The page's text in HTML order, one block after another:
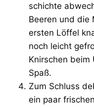
schichte
Beeren und die
ersten Löffel
noch leicht
Knirschen beim
Spaß.
Zum Schluss
ein paar